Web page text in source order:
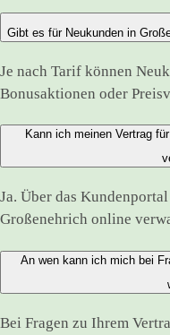
Gibt es für Neukunden in
Je nach Tarif können
Bonusaktionen oder
Kann ich meinen Vertrag
Ja. Über das
Großenehrich online
An wen kann ich mich bei
Bei Fragen zu Ihrem